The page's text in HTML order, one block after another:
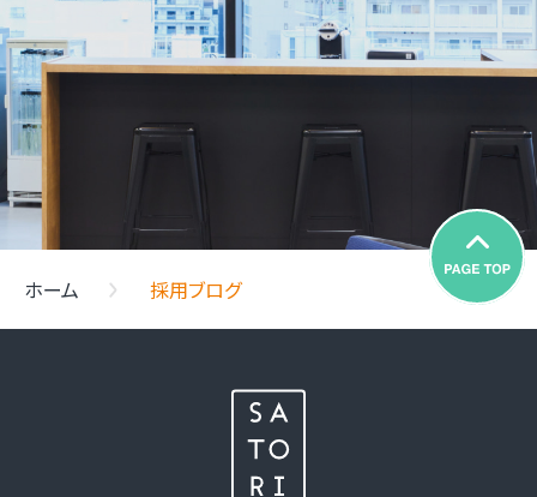
ホーム 採用ブログ